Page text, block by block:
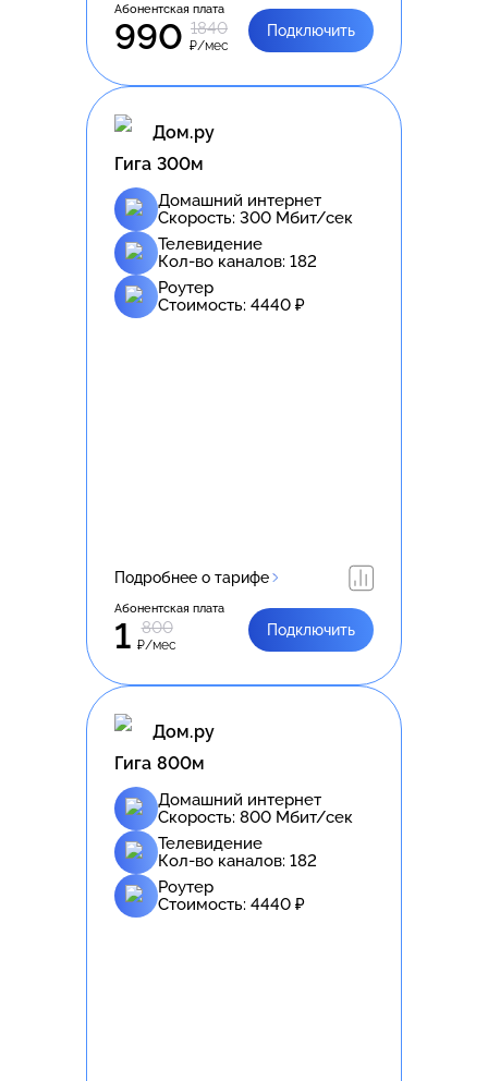
Абонентская плата
990 1840
₽/мес
Подключить
Дом.ру
Гига 300м
Домашний интернет
Скорость: 300 Мбит/сек
Телевидение
Кол-во каналов: 182
Роутер
Стоимость: 4440 ₽
Подробнее о тарифе
Абонентская плата
1 800
₽/мес
Подключить
Дом.ру
Гига 800м
Домашний интернет
Скорость: 800 Мбит/сек
Телевидение
Кол-во каналов: 182
Роутер
Стоимость: 4440 ₽